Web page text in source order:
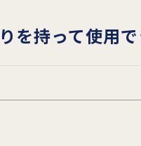
を持って使用